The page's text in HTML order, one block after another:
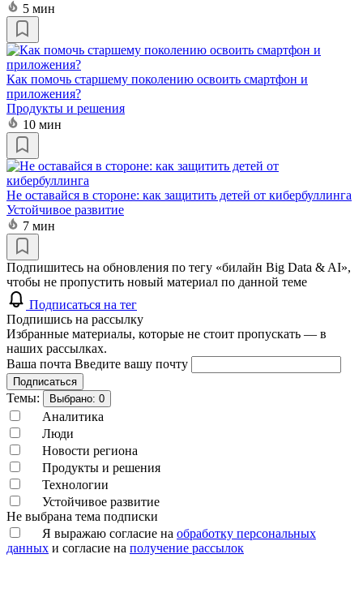
5 мин
Как помочь старшему поколению освоить смартфон и
приложения?
Продукты и решения
10 мин
Не оставайся в стороне: как защитить детей от кибербуллинга
Устойчивое развитие
7 мин
Подпишитесь на обновления по тегу «билайн Big Data & AI»,
чтобы не пропустить новый материал по данной теме
Подписаться на тег
Подпишись на рассылку
Избранные материалы, которые не стоит пропускать — в
наших рассылках.
Ваша почта Введите вашу почту
Подписаться
Темы: Выбрано: 0
Аналитика
Люди
Новости региона
Продукты и решения
Технологии
Устойчивое развитие
Не выбрана тема подписки
Я выражаю согласие на обработку персональных
данных и согласие на получение рассылок